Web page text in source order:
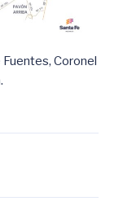
Coronel